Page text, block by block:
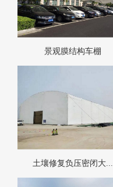
景观膜结构车棚
土壤修复负压密闭大...